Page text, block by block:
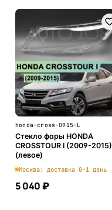
honda-cross-0915-L
Стекло фары HONDA
CROSSTOUR I (2009-2015)
(левое)
Москва: доставка 0-1 день
5 040 ₽